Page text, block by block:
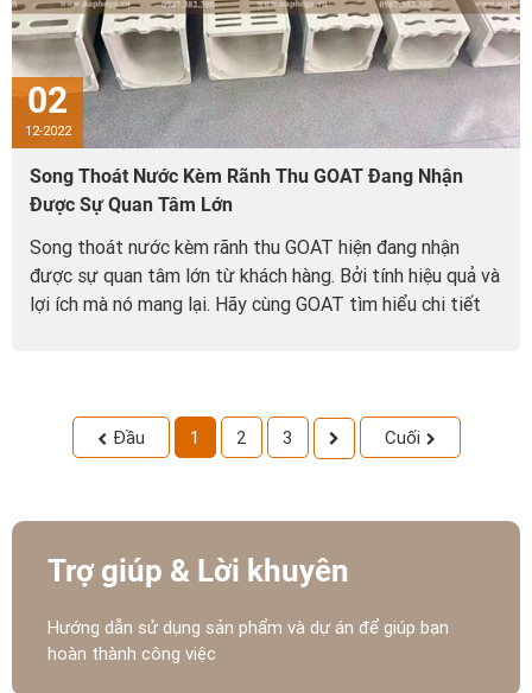
02
12-2022
Song Thoát Nước Kèm Rãnh Thu GOAT Đang Nhận
Được Sự Quan Tâm Lớn
Song thoát nước kèm rãnh thu GOAT hiện đang nhận
được sự quan tâm lớn từ khách hàng. Bởi tính hiệu quả và
lợi ích mà nó mang lại. Hãy cùng GOAT tìm hiểu chi tiết
Đầu 1 2 3 Cuối
Trợ giúp & Lời khuyên
Hướng dẫn sử dụng sản phẩm và dự án để giúp bạn
hoàn thành công việc